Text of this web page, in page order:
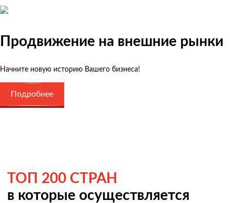
Продвижение на внешние рынки
Начните новую историю Вашего бизнеса!
Подробнее
ТОП 200 СТРАН
в которые осуществляется